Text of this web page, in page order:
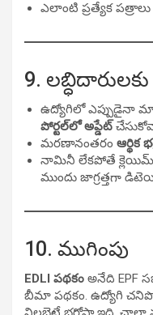
ఎలాంటి ప్రత్యేక
9.
ఉద్యోగిలో ఎప్పుడైనా
పోర్టల్‌లో అప్డేట్
మరణానంతరం ఆర్థిక
నామినీ లేకపోతే క్లెయిమ్
ముందు జాగ్రత్తగా
10. ముగింపు
EDLI పథకం అనేది EPF
బీమా పథకం. ఉద్యోగి